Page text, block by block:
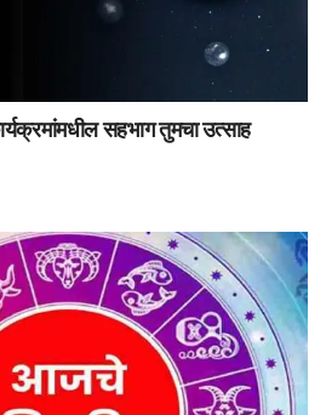
सहभाग तुमचा उत्साह